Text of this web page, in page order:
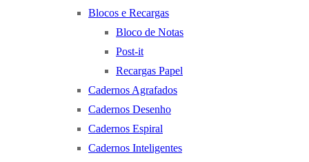
Blocos e Recargas
Bloco de Notas
Post-it
Recargas Papel
Cadernos Agrafados
Cadernos Desenho
Cadernos Espiral
Cadernos Inteligentes